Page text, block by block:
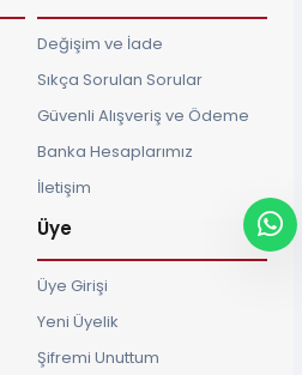
Değişim ve İade
Sıkça Sorulan Sorular
Güvenli Alışveriş ve Ödeme
Banka Hesaplarımız
İletişim
Üye
Üye Girişi
Yeni Üyelik
Şifremi Unuttum